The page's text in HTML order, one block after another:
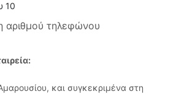
10
αριθμού τηλεφώνου
και συγκεκριμένα στη